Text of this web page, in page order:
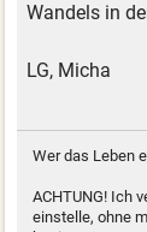
Wandels in
LG, Micha
Wer das Leben
ACHTUNG! Ich
einstelle, ohne